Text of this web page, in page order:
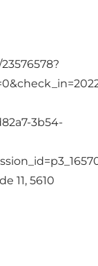
3b54-
11, 5610